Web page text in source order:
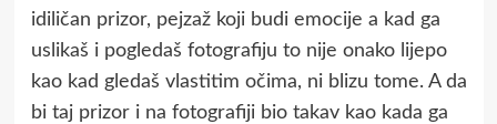
idiličan prizor, pejzaž koji budi emocije a kad ga
uslikaš i pogledaš fotografiju to nije onako lijepo
kao kad gledaš vlastitim očima, ni blizu tome. A da
bi taj prizor i na fotografiji bio takav kao kada ga